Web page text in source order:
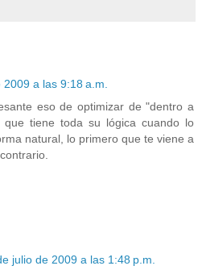
a las 9:18 a.m.
eso de optimizar de "dentro a
tiene toda su lógica cuando lo
natural, lo primero que te viene a
julio de 2009 a las 1:48 p.m.